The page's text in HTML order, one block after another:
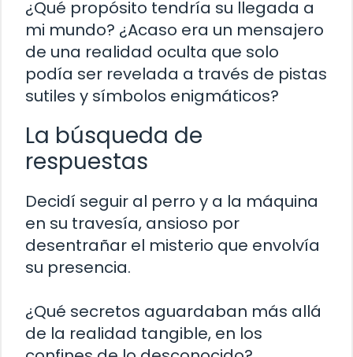
¿Qué propósito tendría su llegada a
mi mundo? ¿Acaso era un mensajero
de una realidad oculta que solo
podía ser revelada a través de pistas
sutiles y símbolos enigmáticos?
La búsqueda de
respuestas
Decidí seguir al perro y a la máquina
en su travesía, ansioso por
desentrañar el misterio que envolvía
su presencia.
¿Qué secretos aguardaban más allá
de la realidad tangible, en los